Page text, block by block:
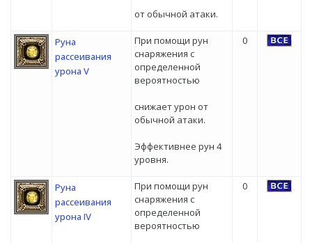
от обычной атаки.
Руна
рассеивания
урона V
При помощи рун
снаряжения с
определенной
вероятностью
снижает урон от
обычной атаки.
Эффективнее рун 4
уровня.
0
Руна
рассеивания
урона IV
При помощи рун
снаряжения с
определенной
вероятностью
0